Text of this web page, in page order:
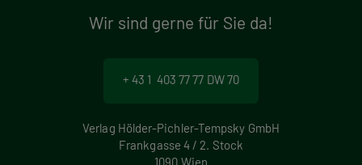
Wir sind gerne für Sie da!
+ 43 1 403 77 77 DW 70
Verlag Hölder-Pichler-Tempsky GmbH
Frankgasse 4 / 2. Stock
1090 Wien